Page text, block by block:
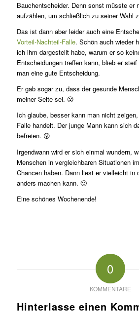
Bauchentscheider. Denn sonst müsste er
aufzählen, um schließlich zu seiner Wahl
Das ist dann aber leider auch eine
Vorteil-Nachteil-Falle. Schön auch wieder
ich ihm dargestellt habe, warum er so
Entscheidungen treffen kann, blieb er
man eine gute Entscheidung.
Er gab sogar zu, dass der gesunde
meiner Seite sei. 😮
Ich glaube, besser kann man nicht
Falle handelt. Der junge Mann kann sich
befreien. 😮
Irgendwann wird er sich einmal wundern,
Menschen in vergleichbaren Situationen
Chancen haben. Dann liest er vielleicht in
anders machen kann. 🙂
Eine schönes Wochenende!
0
KOMMENTARE
Hinterlasse einen